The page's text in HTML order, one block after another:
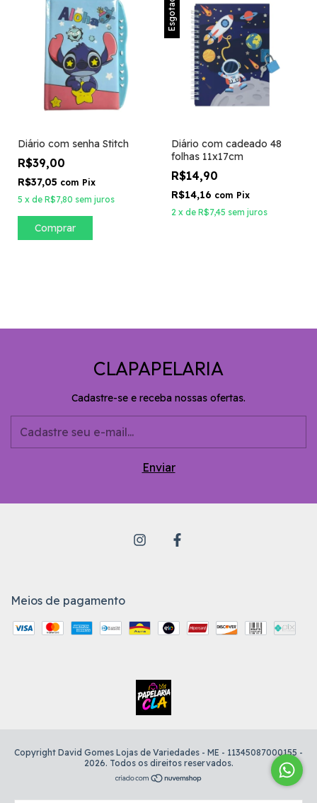
Diário com senha Stitch
R$39,00
R$37,05 com Pix
5 x de R$7,80 sem juros
Esgotado
Diário com cadeado 48
folhas 11x17cm
R$14,90
R$14,16 com Pix
2 x de R$7,45 sem juros
CLAPAPELARIA
Cadastre-se e receba nossas ofertas.
Meios de pagamento
Copyright David Gomes Lojas de Variedades - ME - 11345087000155 -
2026. Todos os direitos reservados.